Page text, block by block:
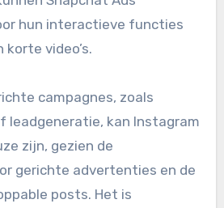
hun interactieve functies
video’s.
campagnes, zoals
leadgeneratie, kan Instagram
zijn, gezien de
gerichte advertenties en de
posts. Het is